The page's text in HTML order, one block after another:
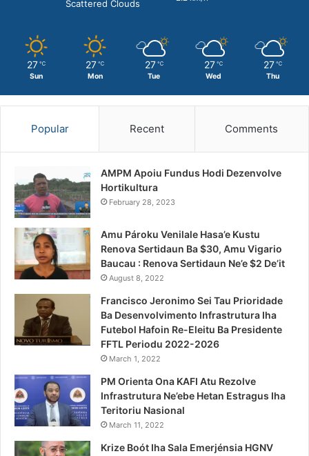
Scattered Clouds
27 ℃
Sun
27 ℃
Mon
27 ℃
Tue
27 ℃
Wed
27 ℃
Thu
Popular Recent Comments
AMPM Apoiu Fundus Hodi Dezenvolve
Hortikultura
February 28, 2023
Amu Pároku Venilale Hasa’e Kustu
Renova Sertidaun Ba $30, Amu Vigario
Baucau : Renova Sertidaun Ne’e $2 De’it
August 8, 2022
Francisco Jeronimo Sei Tau Prioridade
Ba Desenvolvimento Infrastrutura Iha
Futebol Hafoin Re-Eleitu Ba Presidente
FFTL Periodu 2022-2026
March 1, 2022
PM Orienta Ona KAFI Atu Rezolve
Infrastrutura Ne’ebe Hetan Estragus Iha
Teritoriu Nasional
March 11, 2022
Krize Boót Iha Sala Emerjénsia HGNV